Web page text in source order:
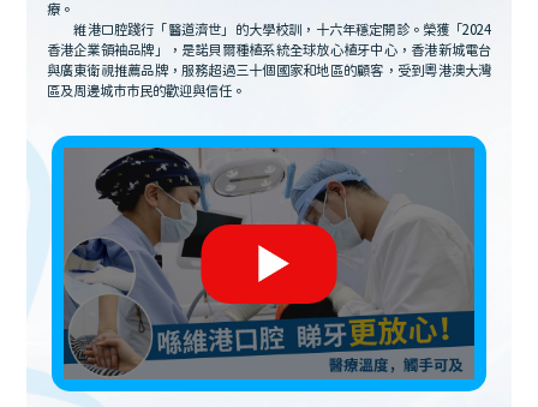
療。
維港口腔踐行「醫道濟世」的大學校訓，十六年穩定開診。榮獲「2024
香港企業領袖品牌」，是諾貝爾種植系統全球放心植牙中心，香港新城電台
與廣東衛視推薦品牌，服務超過三十個國家和地區的顧客，受到粵港澳大灣
區及周邊城市市民的歡迎與信任。